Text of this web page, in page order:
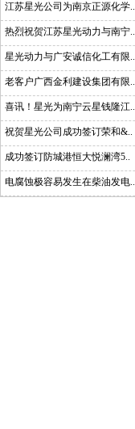
江苏星光公司为南京正源化学..
热烈祝贺江苏星光动力与南宁..
星光动力与广安诚信化工有限..
老客户广西金利建设集团有限..
喜讯！星光为南宁云星钱隆江..
祝贺星光公司成功签订荣和&..
成功签订防城港恒大悦澜湾5..
电腐蚀极容易发生在柴油发电..